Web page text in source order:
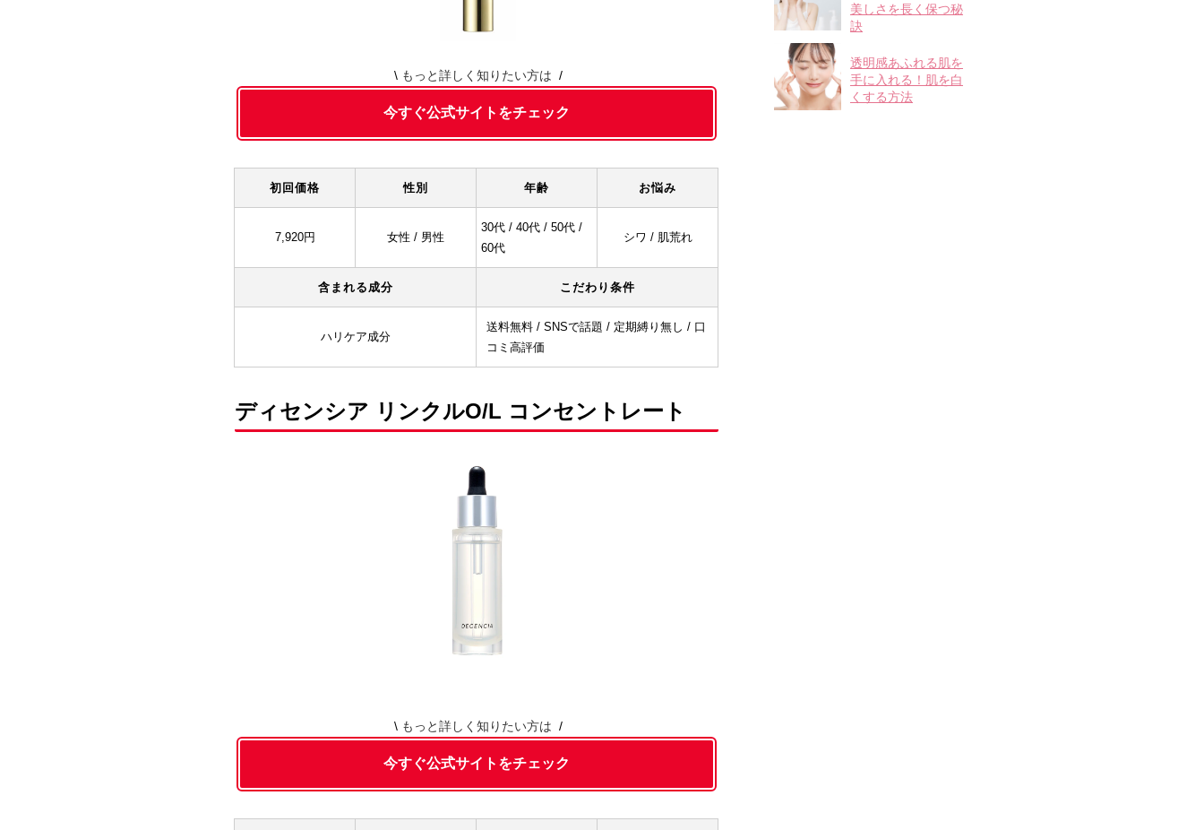
もっと詳しく知りたい方は
今すぐ公式サイトをチェック
初回価格
7,920円
性別
女性 / 男性
年齢
30代 / 40代 / 50代 /
60代
お悩み
シワ / 肌荒れ
含まれる成分
ハリケア成分
こだわり条件
送料無料 / SNSで話題 / 定期縛り無し / 口
コミ高評価
ディセンシア リンクルO/L コンセントレート
もっと詳しく知りたい方は
今すぐ公式サイトをチェック
美しさを長く保つ秘
訣
透明感あふれる肌を
手に入れる！肌を白
くする方法